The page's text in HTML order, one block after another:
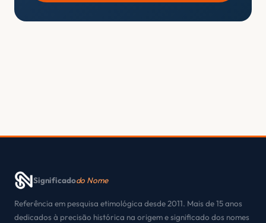
Significadodo Nome
Referência em pesquisa etimológica desde 2011. Mais de 15 anos
dedicados à precisão histórica na origem e significado dos nomes